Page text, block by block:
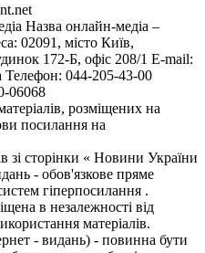
Назва онлайн-медіа –
02091, місто Київ,
172-Б, офіс 208/1 E-mail:
Телефон: 044-205-43-00
06068
розміщених на
посилання на
зі сторінки « Новини України
- обов'язкове пряме
гіперпосилання .
в незалежності від
матеріалів.
- видань) - повинна бути